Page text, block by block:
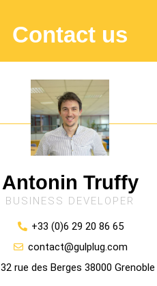
Contact us
Antonin Truffy
BUSINESS DEVELOPER
+33 (0)6 29 20 86 65
contact@gulplug.com
32 rue des Berges 38000 Grenoble